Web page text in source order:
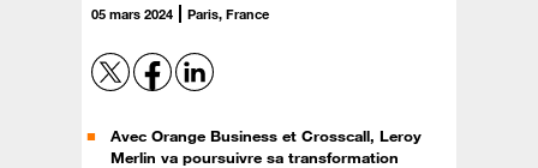
05 mars 2024 Paris, France
Avec Orange Business et Crosscall, Leroy
Merlin va poursuivre sa transformation